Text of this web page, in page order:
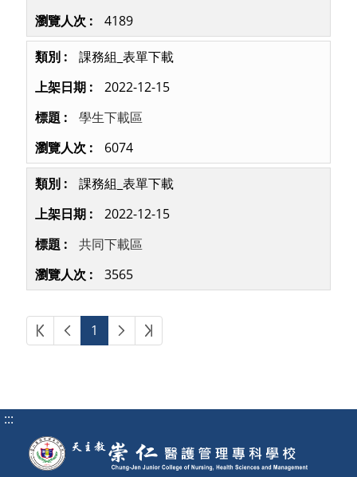
4189
課務組_表單下載
2022-12-15
學生下載區
6074
課務組_表單下載
2022-12-15
共同下載區
3565
第一頁上一頁
1 下一頁最後頁
:::